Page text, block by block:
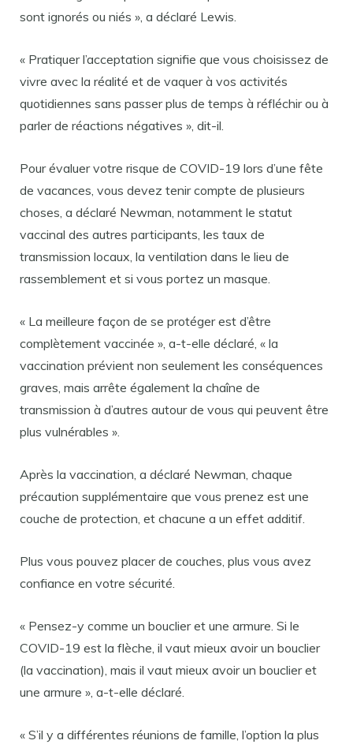
sont ignorés ou niés », a déclaré Lewis.
« Pratiquer l’acceptation signifie que vous choisissez de
vivre avec la réalité et de vaquer à vos activités
quotidiennes sans passer plus de temps à réfléchir ou à
parler de réactions négatives », dit-il.
Pour évaluer votre risque de COVID-19 lors d’une fête
de vacances, vous devez tenir compte de plusieurs
choses, a déclaré Newman, notamment le statut
vaccinal des autres participants, les taux de
transmission locaux, la ventilation dans le lieu de
rassemblement et si vous portez un masque.
« La meilleure façon de se protéger est d’être
complètement vaccinée », a-t-elle déclaré, « la
vaccination prévient non seulement les conséquences
graves, mais arrête également la chaîne de
transmission à d’autres autour de vous qui peuvent être
plus vulnérables ».
Après la vaccination, a déclaré Newman, chaque
précaution supplémentaire que vous prenez est une
couche de protection, et chacune a un effet additif.
Plus vous pouvez placer de couches, plus vous avez
confiance en votre sécurité.
« Pensez-y comme un bouclier et une armure. Si le
COVID-19 est la flèche, il vaut mieux avoir un bouclier
(la vaccination), mais il vaut mieux avoir un bouclier et
une armure », a-t-elle déclaré.
« S’il y a différentes réunions de famille, l’option la plus